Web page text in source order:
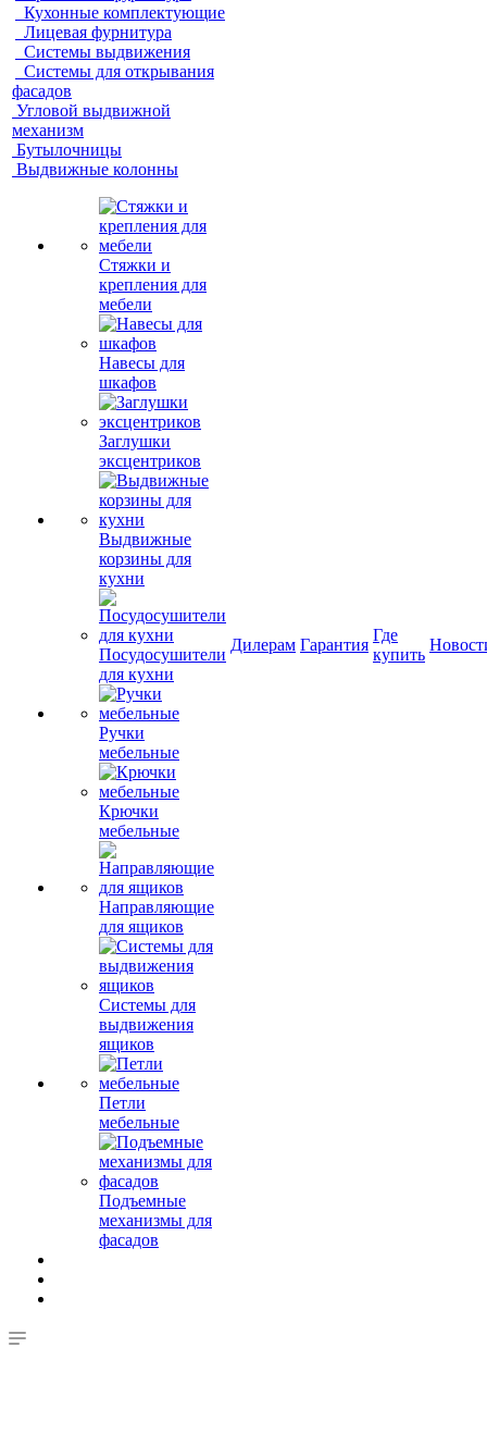
Кухонные комплектующие
Лицевая фурнитура
Системы выдвижения
Системы для открывания
фасадов
Угловой выдвижной
механизм
Бутылочницы
Выдвижные колонны
Стяжки и
крепления для
мебели
Навесы для
шкафов
Заглушки
эксцентриков
Выдвижные
корзины для
кухни
Посудосушители
для кухни
Ручки
мебельные
Крючки
мебельные
Направляющие
для ящиков
Системы для
выдвижения
ящиков
Петли
мебельные
Подъемные
механизмы для
фасадов
Дилерам Гарантия
Где
купить